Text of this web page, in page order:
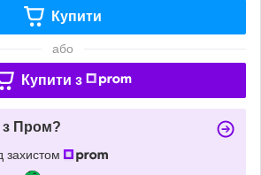
Купити
або
Купити з
з Пром?
захистом